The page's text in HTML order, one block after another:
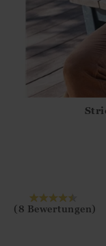
(8 Bewertungen)